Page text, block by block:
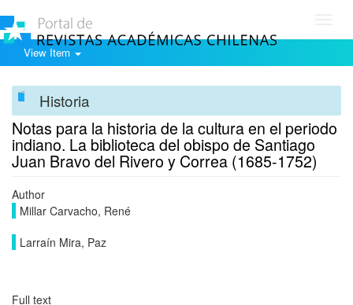
View Item
Historia
Notas para la historia de la cultura en el periodo
indiano. La biblioteca del obispo de Santiago
Juan Bravo del Rivero y Correa (1685-1752)
Author
Millar Carvacho, René
Larraín Mira, Paz
Full text